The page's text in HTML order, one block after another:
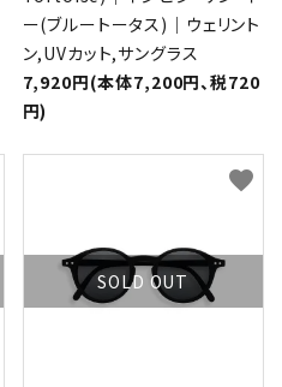
ー(ブルートータス)｜ウェリント
ン,UVカット,サングラス
7,920円(本体7,200円、税720
円)
SOLD OUT
favorite